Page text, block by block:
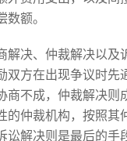
额。
解决、仲裁解决以及
双方在出现争议时先
商不成，仲裁解决则
的仲裁机构，按照其
讼解决则是最后的手